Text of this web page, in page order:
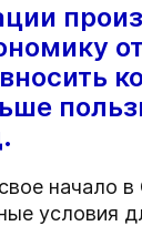
начало
условия